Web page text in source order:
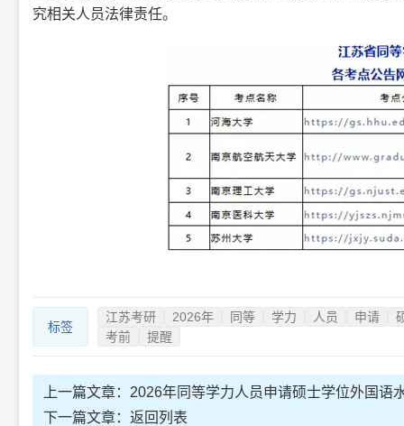
究相关人员法律责任。
标签
江苏考研 2026年 同等 学力 人员 申请
考前
提醒
上一篇文章： 2026年同等学力人员申请硕士学位外国语
下一篇文章： 返回列表